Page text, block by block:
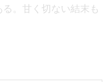
。甘く切ない結末も